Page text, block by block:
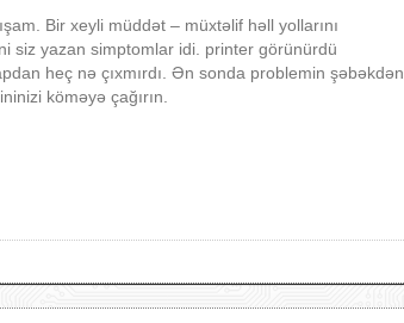
Bir xeyli müddət – müxtəlif həll yollarını
siz yazan simptomlar idi. printer görünürdü
heç nə çıxmırdı. Ən sonda problemin şəbəkdən
köməyə çağırın.